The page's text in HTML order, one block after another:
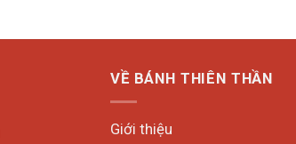
VỀ BÁNH THIÊN THẦN
Giới thiệu